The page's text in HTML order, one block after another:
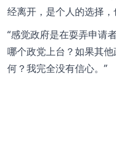
经离开，是个人的选择，
感觉政府是在耍弄申请
哪个政党上台？如果其
何？我完全没有信心。